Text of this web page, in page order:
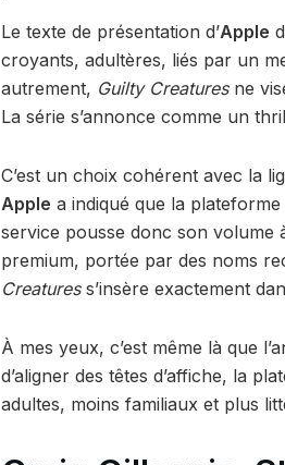
Le texte de présentation d’Apple
croyants, adultères, liés par un
autrement, Guilty Creaturesne
La série s’annonce comme un
C’est un choix cohérent avec la
Apple a indiqué que la
service pousse donc son volume
premium, portée par des noms
Creaturess’insère exactement
À mes yeux, c’est même là que
d’aligner des têtes d’affiche, la
adultes, moins familiaux et plus